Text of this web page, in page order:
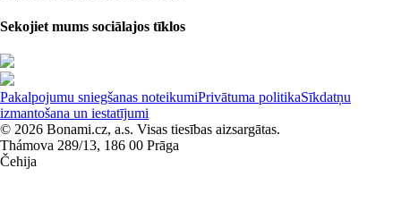
Sekojiet mums sociālajos tīklos
Pakalpojumu sniegšanas noteikumiPrivātuma politikaSīkdatņu
izmantošana un iestatījumi
© 2026 Bonami.cz, a.s. Visas tiesības aizsargātas.
Thámova 289/13, 186 00 Prāga
Čehija